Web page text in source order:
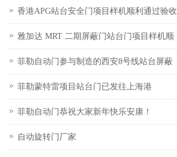
香港APG站台安全门项目样机顺利通过验收
雅加达 MRT 二期屏蔽门站台门项目样机顺
菲勒自动门参与制造的西安8号线站台屏蔽
菲勒蒙特雷项目站台门已发往上海港
菲勒自动门恭祝大家新年快乐安康！
自动旋转门厂家